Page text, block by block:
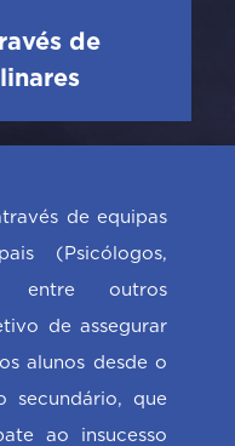
de
de equipas
(Psicólogos,
entre outros
de assegurar
alunos desde o
secundário, que
ao insucesso